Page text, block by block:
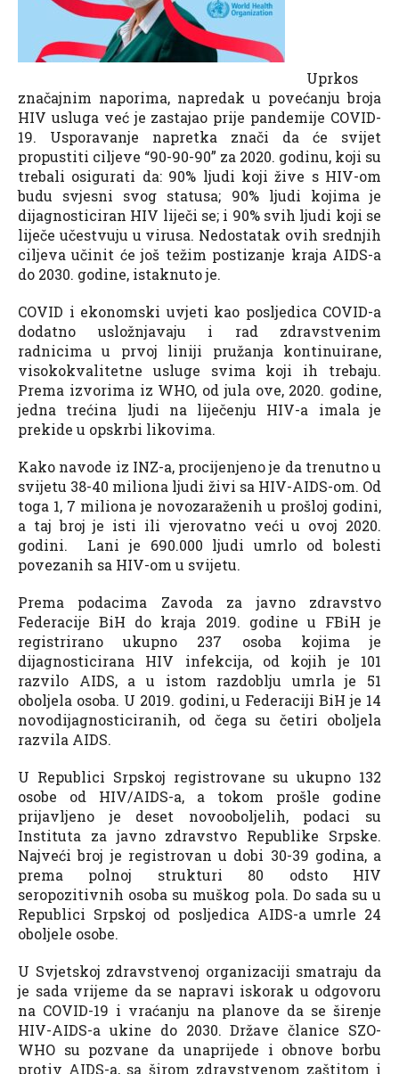
Uprkos
značajnim naporima, napredak u povećanju broja
HIV usluga već je zastajao prije pandemije COVID-
19. Usporavanje napretka znači da će svijet
propustiti ciljeve “90-90-90” za 2020. godinu, koji su
trebali osigurati da: 90% ljudi koji žive s HIV-om
budu svjesni svog statusa; 90% ljudi kojima je
dijagnosticiran HIV liječi se; i 90% svih ljudi koji se
liječe učestvuju u virusa. Nedostatak ovih srednjih
ciljeva učinit će još težim postizanje kraja AIDS-a
do 2030. godine, istaknuto je.
COVID i ekonomski uvjeti kao posljedica COVID-a
dodatno usložnjavaju i rad zdravstvenim
radnicima u prvoj liniji pružanja kontinuirane,
visokokvalitetne usluge svima koji ih trebaju.
Prema izvorima iz WHO, od jula ove, 2020. godine,
jedna trećina ljudi na liječenju HIV-a imala je
prekide u opskrbi likovima.
Kako navode iz INZ-a, procijenjeno je da trenutno u
svijetu 38-40 miliona ljudi živi sa HIV-AIDS-om. Od
toga 1, 7 miliona je novozaraženih u prošloj godini,
a taj broj je isti ili vjerovatno veći u ovoj 2020.
godini. Lani je 690.000 ljudi umrlo od bolesti
povezanih sa HIV-om u svijetu.
Prema podacima Zavoda za javno zdravstvo
Federacije BiH do kraja 2019. godine u FBiH je
registrirano ukupno 237 osoba kojima je
dijagnosticirana HIV infekcija, od kojih je 101
razvilo AIDS, a u istom razdoblju umrla je 51
oboljela osoba. U 2019. godini, u Federaciji BiH je 14
novodijagnosticiranih, od čega su četiri oboljela
razvila AIDS.
U Republici Srpskoj registrovane su ukupno 132
osobe od HIV/AIDS-a, a tokom prošle godine
prijavljeno je deset novooboljelih, podaci su
Instituta za javno zdravstvo Republike Srpske.
Najveći broj je registrovan u dobi 30-39 godina, a
prema polnoj strukturi 80 odsto HIV
seropozitivnih osoba su muškog pola. Do sada su u
Republici Srpskoj od posljedica AIDS-a umrle 24
oboljele osobe.
U Svjetskoj zdravstvenoj organizaciji smatraju da
je sada vrijeme da se napravi iskorak u odgovoru
na COVID-19 i vraćanju na planove da se širenje
HIV-AIDS-a ukine do 2030. Države članice SZO-
WHO su pozvane da unaprijede i obnove borbu
protiv AIDS-a, sa širom zdravstvenom zaštitom i